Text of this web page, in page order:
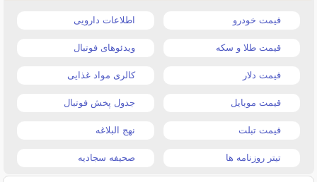
قیمت خودرو اطلاعات دارویی
قیمت طلا و سکه ویدئوهای فوتبال
قیمت دلار کالری مواد غذایی
قیمت موبایل جدول پخش فوتبال
قیمت تبلت نهج البلاغه
تیتر روزنامه ها صحیفه سجادیه